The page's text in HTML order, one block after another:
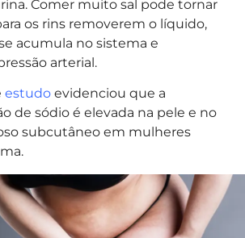
Comer muito sal pode tornar
os rins removerem o líquido,
acumula no sistema e
arterial.
estudo evidenciou que a
de sódio é elevada na pele e no
subcutâneo em mulheres